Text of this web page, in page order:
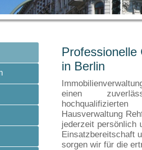
in Berlin
einen
Hausverwaltung
jederzeit persönlich
Einsatzbereitschaft
sorgen wir für die